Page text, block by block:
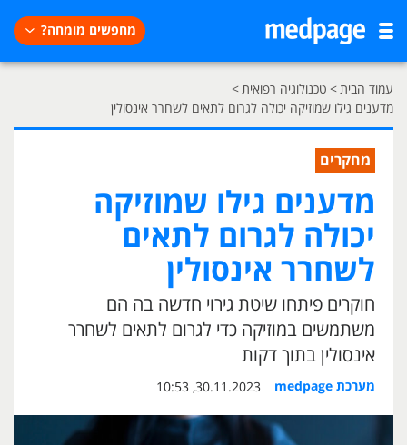
מחפשים מומחה?
עמוד הבית> טכנולוגיה רפואית>
מדענים גילו שמוזיקה יכולה לגרום לתאים לשחרר אינסולין
מחקרים
מדענים גילו שמוזיקה
יכולה לגרום לתאים
לשחרר אינסולין
חוקרים פיתחו שיטת גירוי חדשה בה הם
משתמשים במוזיקה כדי לגרום לתאים לשחרר
אינסולין בתוך דקות
מערכת medpage 30.11.2023, 10:53